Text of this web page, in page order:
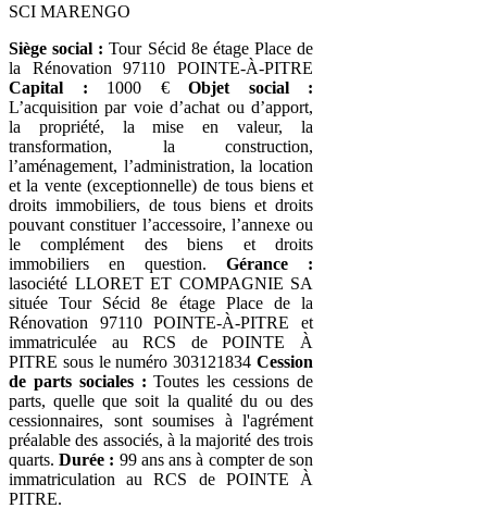
SCI MARENGO
Siège social : Tour Sécid 8e étage Place de
la Rénovation 97110 POINTE-À-PITRE
Capital : 1000 € Objet social :
L’acquisition par voie d’achat ou d’apport,
la propriété, la mise en valeur, la
transformation, la construction,
l’aménagement, l’administration, la location
et la vente (exceptionnelle) de tous biens et
droits immobiliers, de tous biens et droits
pouvant constituer l’accessoire, l’annexe ou
le complément des biens et droits
immobiliers en question. Gérance :
lasociété LLORET ET COMPAGNIE SA
située Tour Sécid 8e étage Place de la
Rénovation 97110 POINTE-À-PITRE et
immatriculée au RCS de POINTE À
PITRE sous le numéro 303121834 Cession
de parts sociales : Toutes les cessions de
parts, quelle que soit la qualité du ou des
cessionnaires, sont soumises à l'agrément
préalable des associés, à la majorité des trois
quarts.Durée : 99 ans ans à compter de son
immatriculation au RCS de POINTE À
PITRE.